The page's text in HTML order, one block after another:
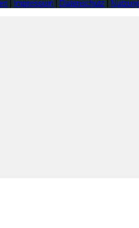
Impressum Datenschutz